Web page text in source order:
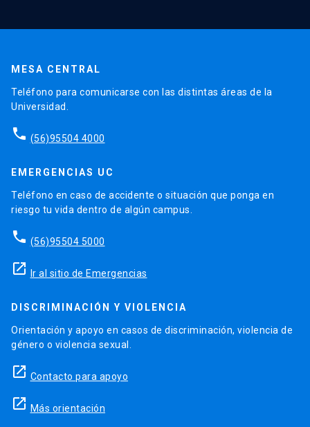
MESA CENTRAL
Teléfono para comunicarse con las distintas áreas de la
Universidad.
phone (56)95504 4000
EMERGENCIAS UC
Teléfono en caso de accidente o situación que ponga en
riesgo tu vida dentro de algún campus.
phone (56)95504 5000
launch Ir al sitio de Emergencias
DISCRIMINACIÓN Y VIOLENCIA
Orientación y apoyo en casos de discriminación, violencia de
género o violencia sexual.
launch Contacto para apoyo
launch Más orientación